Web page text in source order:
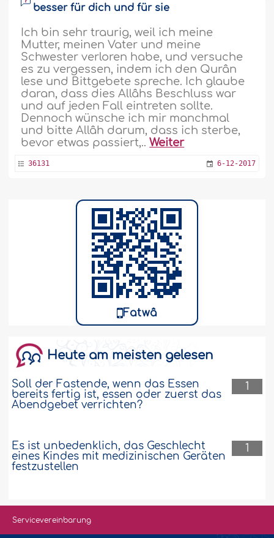
besser für dich und für sie
Ich bin sehr traurig, weil ich meine
Mutter, meinen Vater und meine
Schwester verloren habe, und versuche
es zu vergessen, indem ich den Qurân
lese und Bittgebete spreche. Ich glaube
daran, dass dies Allâhs Beschluss war
und auf jeden Fall eintreten sollte.
Dennoch wünsche ich mir manchmal
und bitte Allâh darum, dass ich sterbe,
bevor etwas passiert,..Weiter
36131 6-12-2017
Fatwâ
Heute am meisten gelesen
1
Soll der Fastende, wenn das Essen
bereits fertig ist, essen oder zuerst das
Abendgebet verrichten?
1
Es ist unbedenklich, das Geschlecht
eines Kindes mit medizinischen Geräten
festzustellen
Servicevereinbarung